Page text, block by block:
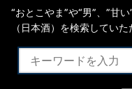
“おとこやま”や“男”、”甘
（日本酒）を検索していた